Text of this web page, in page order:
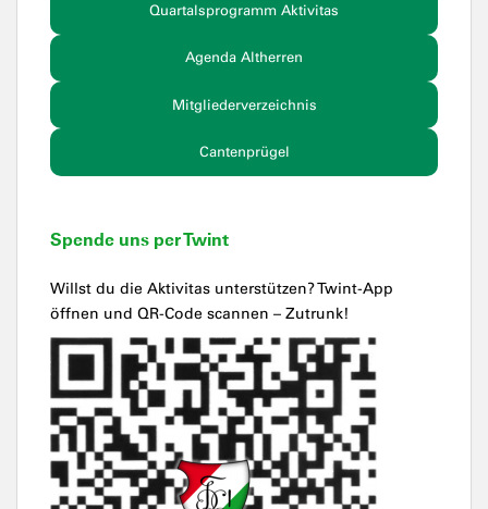
Quartalsprogramm Aktivitas
Agenda Altherren
Mitgliederverzeichnis
Cantenprügel
Spende uns per Twint
Willst du die Aktivitas unterstützen? Twint-App
öffnen und QR-Code scannen – Zutrunk!